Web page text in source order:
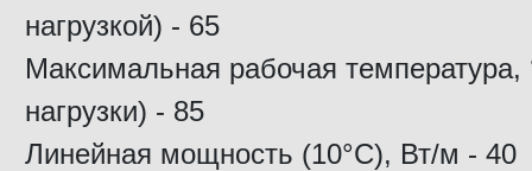
нагрузкой) - 65
Максимальная рабочая температура,
нагрузки) - 85
Линейная мощность (10°С), Вт/м - 40